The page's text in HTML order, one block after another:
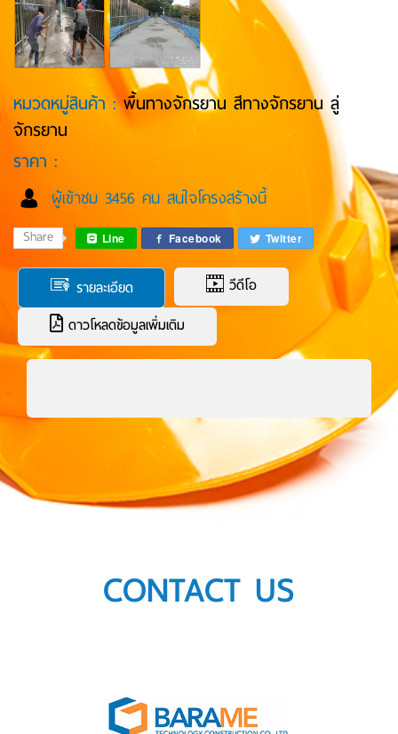
หมวดหมู่สินค้า :พื้นทางจักรยาน สีทางจักรยาน ลู่
จักรยาน
ราคา :
ผู้เข้าชม 3456 คน สนใจโครงสร้างนี้
Share Line Facebook Twitter
รายละเอียด
วีดีโอ
ดาวโหลดข้อมูลเพิ่มเติม
CONTACT US